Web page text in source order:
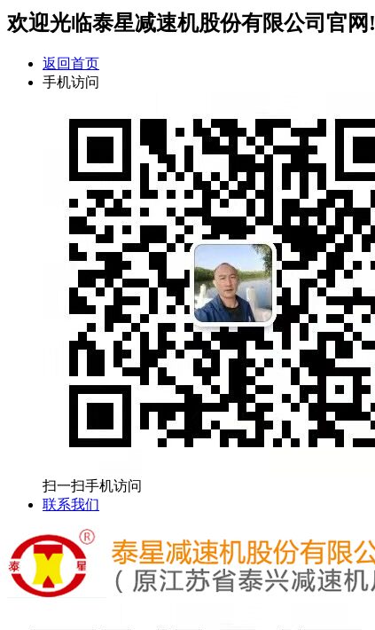
欢迎光临泰星减速机股份有限公司官网!
返回首页
手机访问
扫一扫手机访问
联系我们